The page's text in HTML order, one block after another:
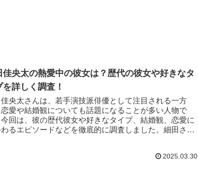
佳央太の熱愛中の彼女は？歴代の彼女や好きなタ
を詳しく調査！
央太さんは、若手演技派俳優として注目される一方
愛や結婚観についても話題になることが多い人物で
回は、彼の歴代彼女や好きなタイプ、結婚観、恋愛に
るエピソードなどを徹底的に調査しました。細田さん
2025.03.30